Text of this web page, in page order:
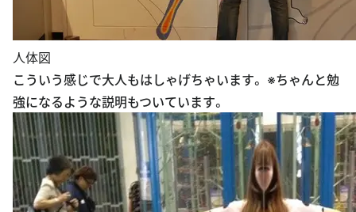
人体図
こういう感じで大人もはしゃげちゃいます。 ※ちゃんと勉
強になるような説明もついています。